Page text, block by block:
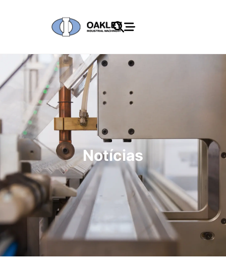
Notícias